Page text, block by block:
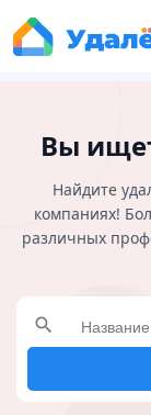
Вы
Найдите
компаниях!
различных
search